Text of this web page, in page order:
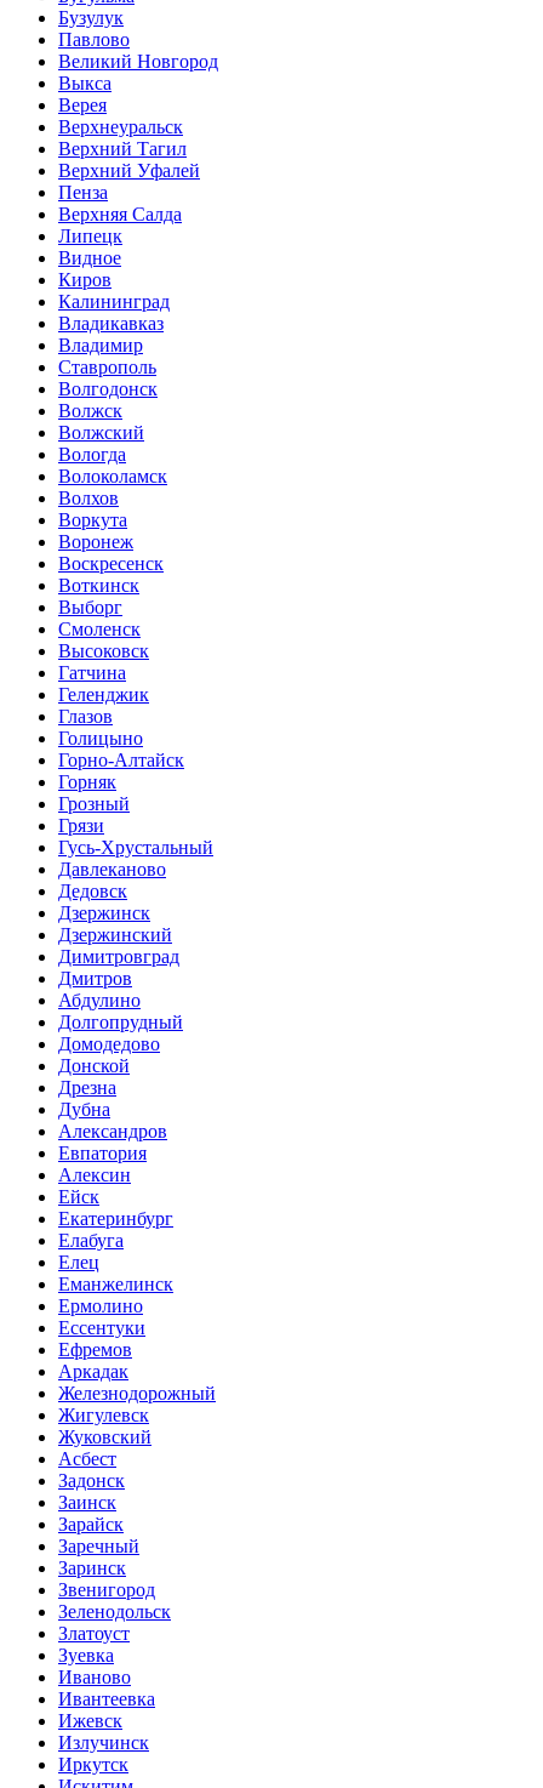
Бузулук
Павлово
Великий Новгород
Выкса
Верея
Верхнеуральск
Верхний Тагил
Верхний Уфалей
Пенза
Верхняя Салда
Липецк
Видное
Киров
Калининград
Владикавказ
Владимир
Ставрополь
Волгодонск
Волжск
Волжский
Вологда
Волоколамск
Волхов
Воркута
Воронеж
Воскресенск
Воткинск
Выборг
Смоленск
Высоковск
Гатчина
Геленджик
Глазов
Голицыно
Горно-Алтайск
Горняк
Грозный
Грязи
Гусь-Хрустальный
Давлеканово
Дедовск
Дзержинск
Дзержинский
Димитровград
Дмитров
Абдулино
Долгопрудный
Домодедово
Донской
Дрезна
Дубна
Александров
Евпатория
Алексин
Ейск
Екатеринбург
Елабуга
Елец
Еманжелинск
Ермолино
Ессентуки
Ефремов
Аркадак
Железнодорожный
Жигулевск
Жуковский
Асбест
Задонск
Заинск
Зарайск
Заречный
Заринск
Звенигород
Зеленодольск
Златоуст
Зуевка
Иваново
Ивантеевка
Ижевск
Излучинск
Иркутск